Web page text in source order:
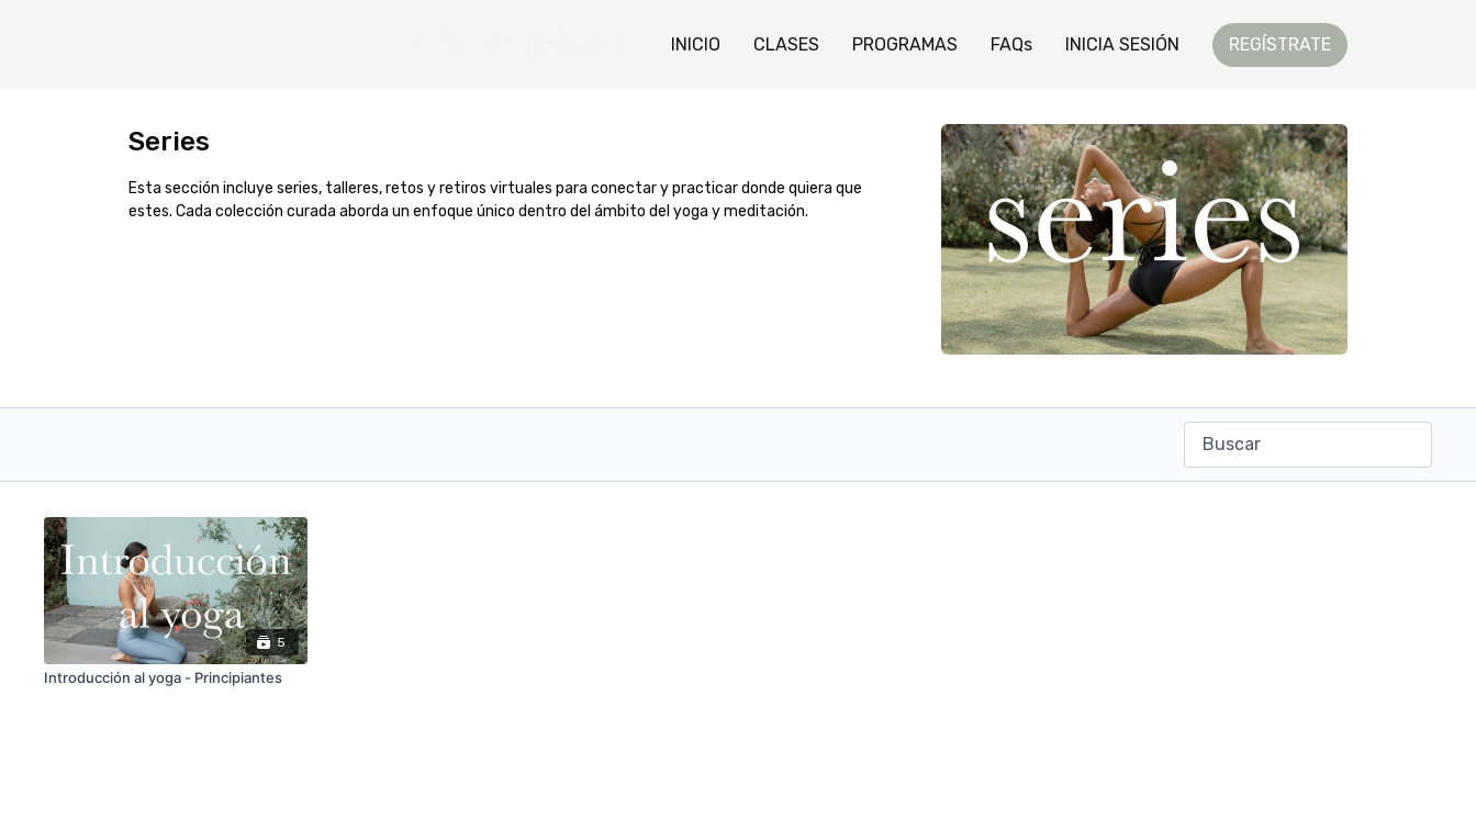
INICIO CLASES PROGRAMAS FAQs INICIA SESIÓN REGÍSTRATE
Series
Esta sección incluye series, talleres, retos y retiros virtuales para conectar y practicar donde quiera que
estes. Cada colección curada aborda un enfoque único dentro del ámbito del yoga y meditación.
5
Introducción al yoga - Principiantes